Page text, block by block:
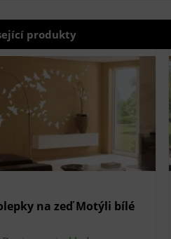
produkty
na zeď Motýli bílé